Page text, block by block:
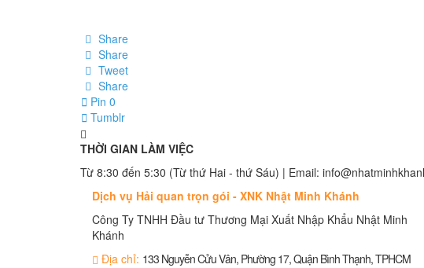
Share
Share
Tweet
Share
Pin 0
Tumblr
THỜI GIAN LÀM VIỆC
Từ 8:30 đến 5:30 (Từ thứ Hai - thứ Sáu) | Email:
Dịch vụ Hải quan trọn gói - XNK Nhật Minh Khánh
Công Ty TNHH Đầu tư Thương Mại Xuất Nhập Khẩu Nhật Minh
Khánh
Địa chỉ: 133 Nguyễn Cửu Vân, Phường 17, Quận Bình Thạnh, TPHCM